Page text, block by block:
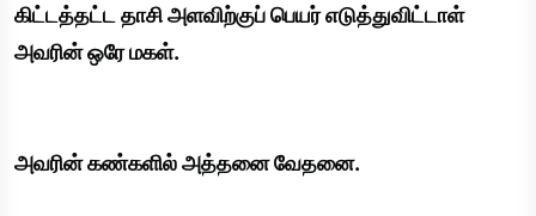
கிட்டத்தட்ட தாசி அளவிற்குப் பெயர் எடுத்துவிட்டாள்
அவரின் ஒரே மகள்.
அவரின் கண்களில் அத்தனை வேதனை.